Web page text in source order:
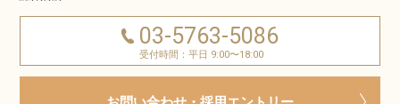
03-5763-5086
受付時間：平日 9:00〜18:00